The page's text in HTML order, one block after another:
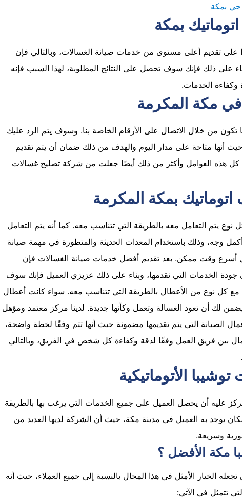
جي بمكة
بمكة
تقديم أعلى مستوى من خدمات صيانة الغسالات، وبالتالي فإن
على ذلك فإنك سوف تحصل على النتائج المطلوبة، لهذا السبب فإنه
وكفاءة الخدمات.
مكة المكرمة
تكون من خلال الاتصال على الأرقام الخاصة بنا. وسوف يتم الرد عليك
أنها متاحة على مدار اليوم والهدف من ذلك ضمان أن يتم تقديم
كل هذه العوامل وأكثر من ذلك أيضًا جعلت من شركة تصليح غسالات
بمكة المكرمة
يتم التعامل معه بالطريقة التي تتناسب معه. كما أنه يتم التعامل
وجه، وذلك باستخدام المعدات الحديثة والمتطورة في مهمة صيانة
أسرع وقت ممكن. بعد تقديم أفضل خدمات صيانة الغسالات فإن
الخدمات التي نقدمها، وبناء على ذلك عزيزي العميل فإنك سوف
مع كل نوع من الأعطال بالطريقة التي تتناسب معه. سواء كانت أعطال
لك أن تعود الغسالة وتعمل وكأنها جديدة. لدينا مركز معتمد ومؤهل
الصيانة التي يتم تقديمها مضمونة حيث أنها تتم وفقًا لخطة واضحة،
بين فريق العمل وفقًا لدقة وكفاءة كل شخص في الفريق، وبالتالي
الأتوماتيكية
عليه أن يحصل العميل على جميع الخدمات التي يرغب بها بالطريقة
يوجد به العميل في مدينة مكة، حيث أن الشركة لديها العديد من
وسريعة.
مكة الأفضل ؟
الخيار الأمثل في هذا المجال بالنسبة إلى جميع العملاء، حيث أنه
تتمثل في الآتي: